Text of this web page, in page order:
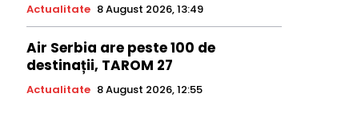
Actualitate 8 August 2026, 13:49
Air Serbia are peste 100 de
destinații, TAROM 27
Actualitate 8 August 2026, 12:55